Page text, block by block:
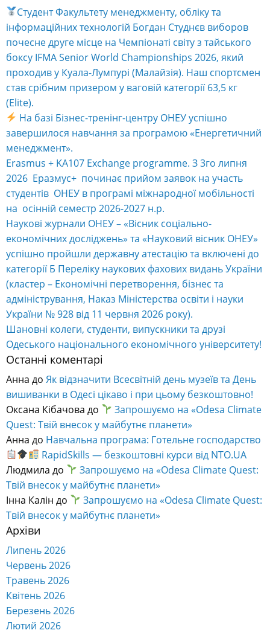
Студент Факультету менеджменту, обліку та
інформаційних технологій Богдан Студнєв виборов
почесне друге місце на Чемпіонаті світу з тайського
боксу IFMA Senior World Championships 2026, який
проходив у Куала-Лумпурі (Малайзія). Наш спортсмен
став срібним призером у ваговій категорії 63,5 кг
(Elite).
На базі Бізнес-тренінг-центру ОНЕУ успішно
завершилося навчання за програмою «Енергетичний
менеджмент».
Erasmus + KA107 Exchange programme. З 3го липня
2026 Еразмус+ починає прийом заявок на участь
студентів ОНЕУ в програмі міжнародної мобільності
на осінній семестр 2026-2027 н.р.
Наукові журнали ОНЕУ – «Вісник соціально-
економічних досліджень» та «Науковий вісник ОНЕУ»
успішно пройшли державну атестацію та включені до
категорії Б Переліку наукових фахових видань України
(кластер – Економічні перетворення, бізнес та
адміністрування, Наказ Міністерства освіти і науки
України № 928 від 11 червня 2026 року).
Шановні колеги, студенти, випускники та друзі
Одеського національного економічного університету!
Останні коментарі
Анна до Як відзначити Всесвітній день музеїв та День
вишиванки в Одесі цікаво і при цьому безкоштовно!
Оксана Кібачова до
Запрошуємо на «Odesa Climate
Quest: Твій внесок у майбутнє планети»
Анна до Навчальна програма: Готельне господарство
RapidSkills — безкоштовні курси від NTO.UA
Людмила до
Запрошуємо на «Odesa Climate Quest:
Твій внесок у майбутнє планети»
Інна Калін до
Запрошуємо на «Odesa Climate Quest:
Твій внесок у майбутнє планети»
Архіви
Липень 2026
Червень 2026
Травень 2026
Квітень 2026
Березень 2026
Лютий 2026